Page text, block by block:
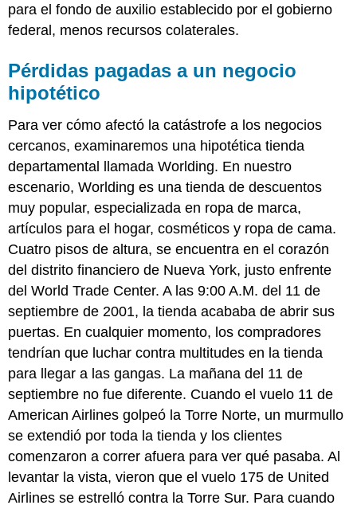
para el fondo de auxilio establecido por el gobierno
federal, menos recursos colaterales.
Pérdidas pagadas a un negocio
hipotético
Para ver cómo afectó la catástrofe a los negocios
cercanos, examinaremos una hipotética tienda
departamental llamada Worlding. En nuestro
escenario, Worlding es una tienda de descuentos
muy popular, especializada en ropa de marca,
artículos para el hogar, cosméticos y ropa de cama.
Cuatro pisos de altura, se encuentra en el corazón
del distrito financiero de Nueva York, justo enfrente
del World Trade Center. A las 9:00 A.M. del 11 de
septiembre de 2001, la tienda acababa de abrir sus
puertas. En cualquier momento, los compradores
tendrían que luchar contra multitudes en la tienda
para llegar a las gangas. La mañana del 11 de
septiembre no fue diferente. Cuando el vuelo 11 de
American Airlines golpeó la Torre Norte, un murmullo
se extendió por toda la tienda y los clientes
comenzaron a correr afuera para ver qué pasaba. Al
levantar la vista, vieron que el vuelo 175 de United
Airlines se estrelló contra la Torre Sur. Para cuando